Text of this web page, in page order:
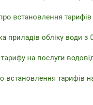
встановлення
приладів обліку води з
на послуги
встановлення тарифів